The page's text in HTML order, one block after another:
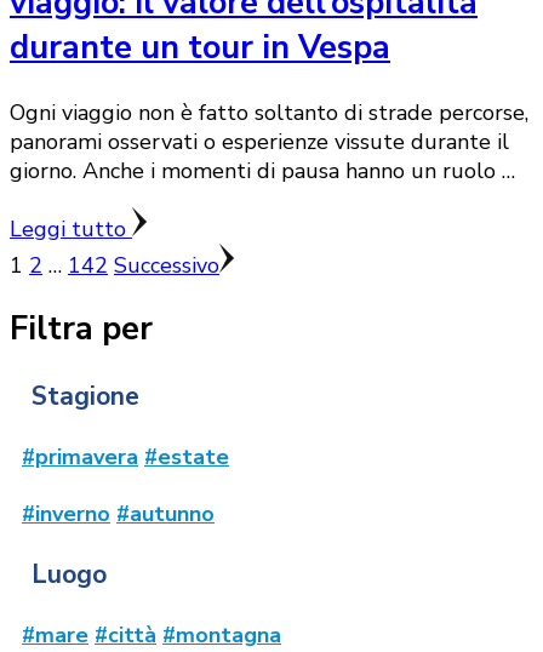
durante un tour in Vespa
Ogni viaggio non è fatto soltanto di strade percorse,
panorami osservati o esperienze vissute durante il
giorno. Anche i momenti di pausa hanno un ruolo …
Leggi tutto
Paginazione
degli
articoli
Pagina
1 Pagina
2 … Pagina
142 Successivo
Filtra per
Stagione
#primavera #estate
#inverno #autunno
Luogo
#mare #città #montagna